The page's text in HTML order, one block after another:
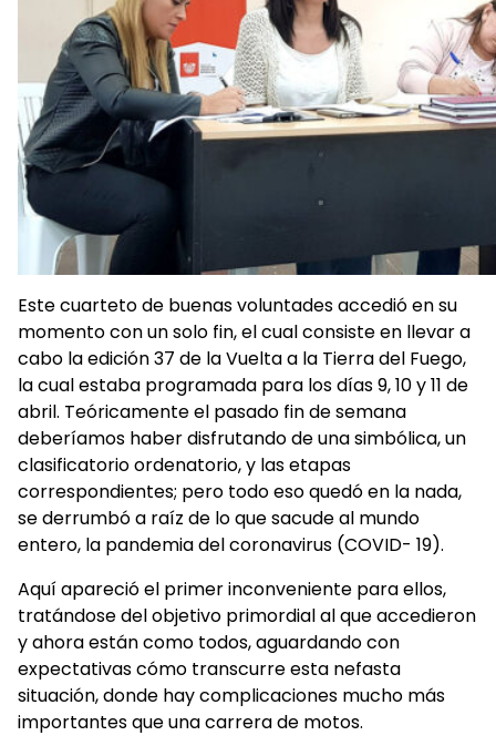
Este cuarteto de buenas voluntades accedió en su
momento con un solo fin, el cual consiste en llevar a
cabo la edición 37 de la Vuelta a la Tierra del Fuego,
la cual estaba programada para los días 9, 10 y 11 de
abril. Teóricamente el pasado fin de semana
deberíamos haber disfrutando de una simbólica, un
clasificatorio ordenatorio, y las etapas
correspondientes; pero todo eso quedó en la nada,
se derrumbó a raíz de lo que sacude al mundo
entero, la pandemia del coronavirus (COVID- 19).
Aquí apareció el primer inconveniente para ellos,
tratándose del objetivo primordial al que accedieron
y ahora están como todos, aguardando con
expectativas cómo transcurre esta nefasta
situación, donde hay complicaciones mucho más
importantes que una carrera de motos.